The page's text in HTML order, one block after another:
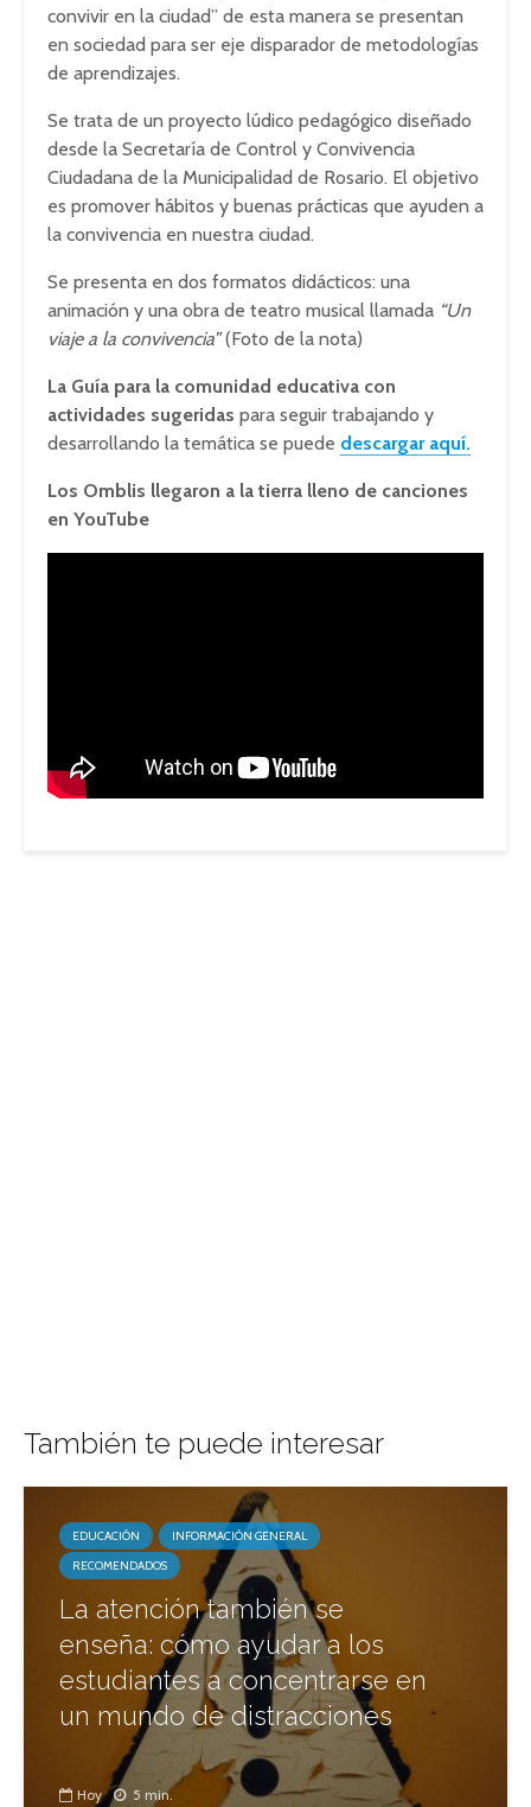
convivir en la ciudad” de esta manera se presentan
en sociedad para ser eje disparador de metodologías
de aprendizajes.
Se trata de un proyecto lúdico pedagógico diseñado
desde la Secretaría de Control y Convivencia
Ciudadana de la Municipalidad de Rosario. El objetivo
es promover hábitos y buenas prácticas que ayuden a
la convivencia en nuestra ciudad.
Se presenta en dos formatos didácticos: una
animación y una obra de teatro musical llamada “Un
viaje a la convivencia”(Foto de la nota)
La Guía para la comunidad educativa con
actividades sugeridas para seguir trabajando y
desarrollando la temática se puede descargar aquí.
Los Omblis llegaron a la tierra lleno de canciones
en YouTube
También te puede interesar
EDUCACIÓN
INFORMACIÓN GENERAL
RECOMENDADOS
La atención también se
enseña: cómo ayudar a los
estudiantes a concentrarse en
un mundo de distracciones
Hoy 5 min.